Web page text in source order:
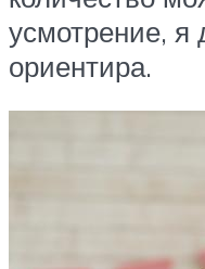
усмотрение, я
ориентира.